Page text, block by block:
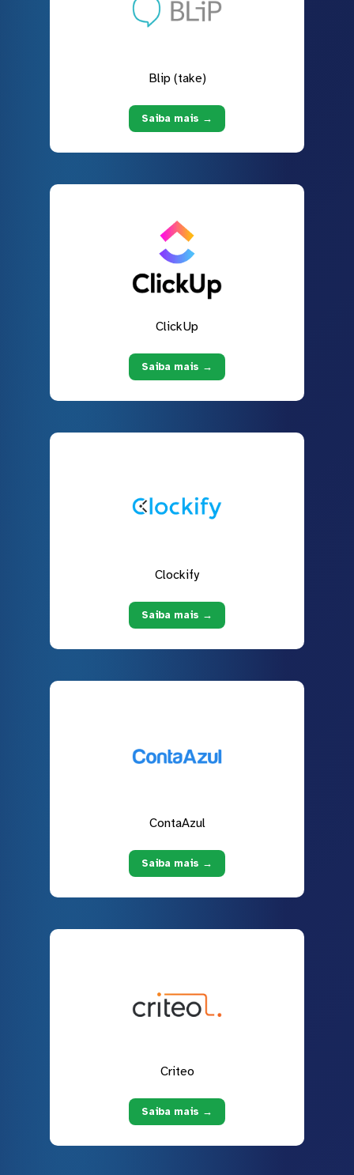
Blip (take)
Saiba mais →
ClickUp
Saiba mais →
Clockify
Saiba mais →
ContaAzul
Saiba mais →
Criteo
Saiba mais →